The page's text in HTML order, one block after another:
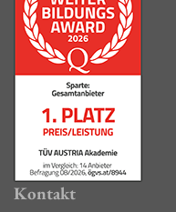
Kontakt